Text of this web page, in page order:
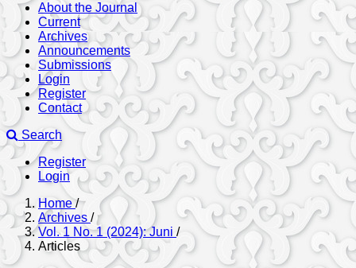
About the Journal
Current
Archives
Announcements
Submissions
Login
Register
Contact
Search
Register
Login
Home/
Archives /
Vol. 1 No. 1 (2024): Juni /
Articles